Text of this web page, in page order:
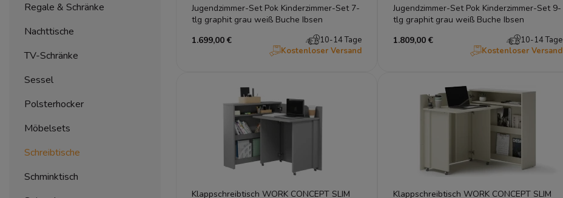
Regale & Schränke
Nachttische
TV-Schränke
Sessel
Polsterhocker
Möbelsets
Schreibtische
Schminktisch
Jugendzimmer-Set Pok Kinderzimmer-Set 7-
tlg graphit grau weiß Buche Ibsen
1.699,00 €
10-14 Tage
Kostenloser Versand
Jugendzimmer-Set Pok Kinderzimmer-Set 9-
tlg graphit grau weiß Buche Ibsen
1.809,00 €
10-14 Tage
Kostenloser Versand
Klappschreibtisch WORK CONCEPT SLIM
Klappschreibtisch WORK CONCEPT SLIM